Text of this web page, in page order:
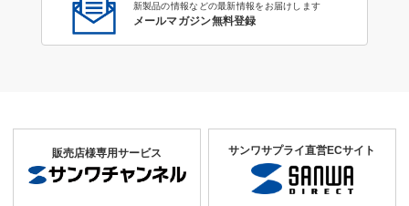
新製品の情報などの最新情報をお届けします
メールマガジン無料登録
販売店様専用サービス サンワサプライ直営ECサイト